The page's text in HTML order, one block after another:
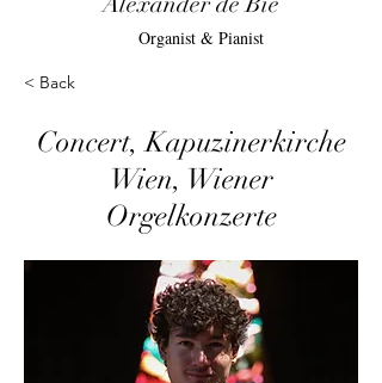
Organist & Pianist
< Back
Concert, Kapuzinerkirche
Wien, Wiener
Orgelkonzerte